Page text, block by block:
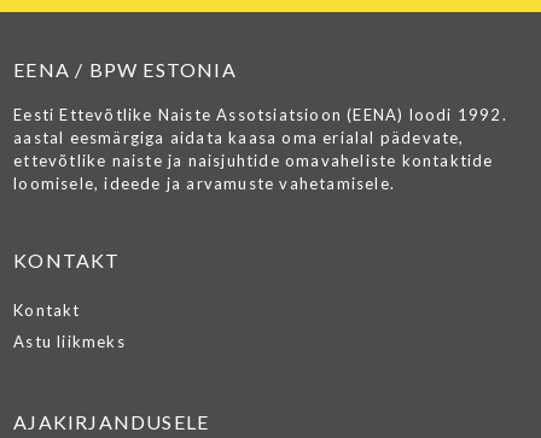
EENA / BPW ESTONIA
Eesti Ettevõtlike Naiste Assotsiatsioon (EENA) loodi 1992.
aastal eesmärgiga aidata kaasa oma erialal pädevate,
ettevõtlike naiste ja naisjuhtide omavaheliste kontaktide
loomisele, ideede ja arvamuste vahetamisele.
KONTAKT
Kontakt
Astu liikmeks
AJAKIRJANDUSELE